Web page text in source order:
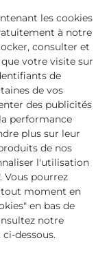
!
S'inscrire
de réduction sur
que des
les cookies
à notre
consulter et
votre visite sur
de
de vos
des publicités
performance
plus sur leur
de nos
l'utilisation
Vous pourrez
tout moment en
en bas de
notre
dessous.